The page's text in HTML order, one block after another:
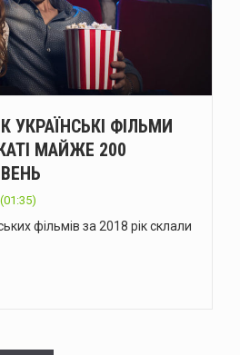
УКРАЇНСЬКІ ФІЛЬМИ
МАЙЖЕ 200
фільмів за 2018 рік склали